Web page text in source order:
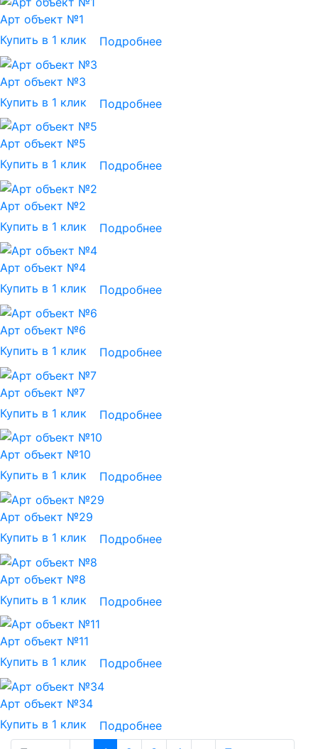
Арт объект №1
Купить в 1 клик
Подробнее
Арт объект №3
Купить в 1 клик
Подробнее
Арт объект №5
Купить в 1 клик
Подробнее
Арт объект №2
Купить в 1 клик
Подробнее
Арт объект №4
Купить в 1 клик
Подробнее
Арт объект №6
Купить в 1 клик
Подробнее
Арт объект №7
Купить в 1 клик
Подробнее
Арт объект №10
Купить в 1 клик
Подробнее
Арт объект №29
Купить в 1 клик
Подробнее
Арт объект №8
Купить в 1 клик
Подробнее
Арт объект №11
Купить в 1 клик
Подробнее
Арт объект №34
Купить в 1 клик
Подробнее